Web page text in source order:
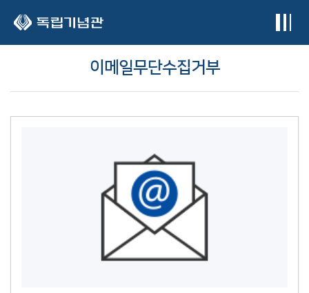
이메일무단수집거부